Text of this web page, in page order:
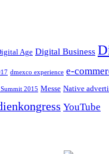
Age Digital Business
dmexco experience e-
2015 Messe Native
YouTube